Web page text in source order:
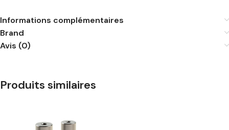
Informations complémentaires
Brand
Avis (0)
Produits similaires